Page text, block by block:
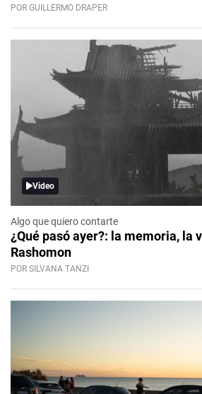
POR GUILLERMO DRAPER
Video
Algo que quiero contarte
¿Qué pasó ayer?: la memoria, la
Rashomon
POR SILVANA TANZI